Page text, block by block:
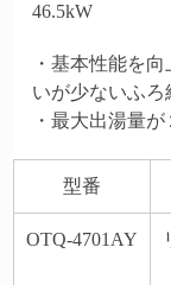
46.5kW
・基本性能を
いが少ないふろ
・最大出湯量
型番
OTQ-4701AY